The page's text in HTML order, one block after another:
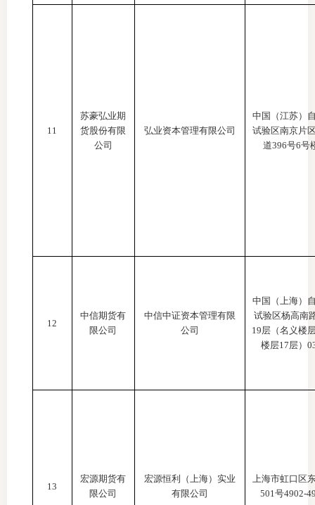
11
苏豪弘业期
货股份有限
公司
弘业资本管理有限公司
中国（江苏）
试验区南京片
道396号6号
12
中信期货有
限公司
中信中证资本管理有限
公司
中国（上海）
试验区杨高南
19层（名义楼
楼层17层）
13
宏源期货有
限公司
宏源恒利（上海）实业
有限公司
上海市虹口区
501号4902-